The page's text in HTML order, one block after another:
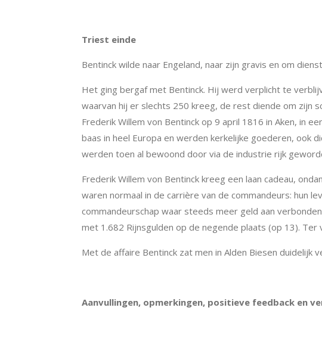
Triest einde
Bentinck wilde naar Engeland, naar zijn gravis en om
Het ging bergaf met Bentinck. Hij werd verplicht te
waarvan hij er slechts 250 kreeg, de rest diende om zijn
Frederik Willem von Bentinck op 9 april 1816 in Aken, in
baas in heel Europa en werden kerkelijke goederen, ook
werden toen al bewoond door via de industrie rijk
Frederik Willem von Bentinck kreeg een laan cadeau,
waren normaal in de carrière van de commandeurs: hun
commandeurschap waar steeds meer geld aan
met 1.682 Rijnsgulden op de negende plaats (op 13).
Met de affaire Bentinck zat men in Alden Biesen duidelijk
Aanvullingen, opmerkingen, positieve feedback en